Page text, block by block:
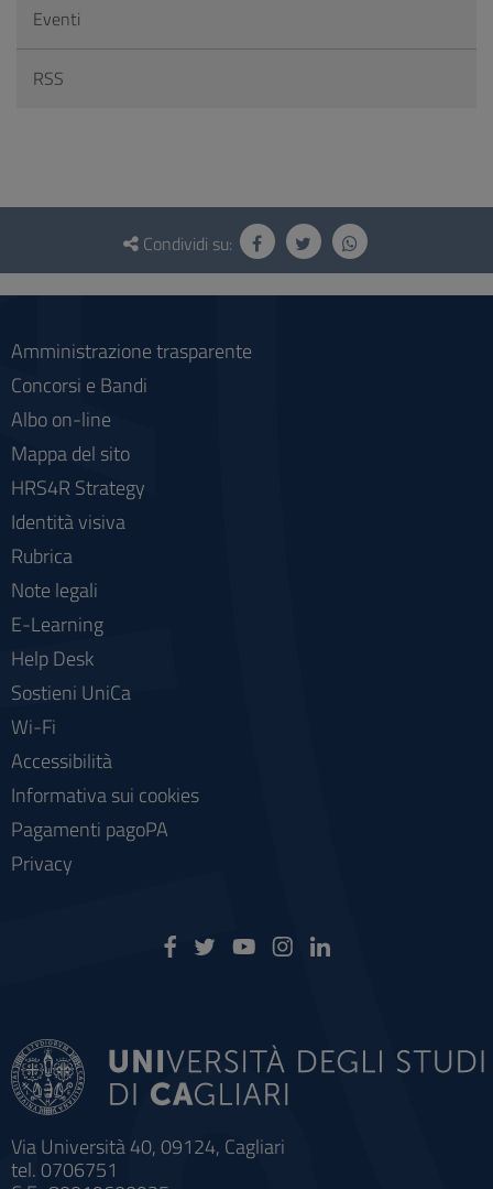
Eventi
RSS
Questionario
social
Condividi su:
Via Università 40, 09124, Cagliari
tel. 0706751
Amministrazione trasparente
Concorsi e Bandi
Albo on-line
Mappa del sito
HRS4R Strategy
Identità visiva
Rubrica
Note legali
E-Learning
Help Desk
Sostieni UniCa
Wi-Fi
Accessibilità
Informativa sui cookies
Pagamenti pagoPA
Privacy